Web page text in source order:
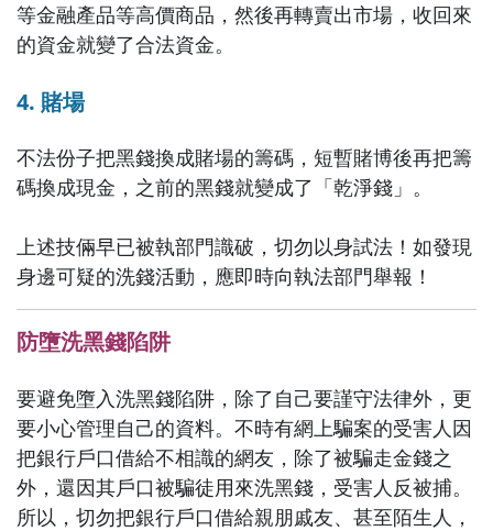
等金融產品等高價商品，然後再轉賣出市場，收回來
的資金就變了合法資金。
4. 賭場
不法份子把黑錢換成賭場的籌碼，短暫賭博後再把籌
碼換成現金，之前的黑錢就變成了「乾淨錢」。
上述技倆早已被執部門識破，切勿以身試法！如發現
身邊可疑的洗錢活動，應即時向執法部門舉報！
防墮洗黑錢陷阱
要避免墮入洗黑錢陷阱，除了自己要謹守法律外，更
要小心管理自己的資料。不時有網上騙案的受害人因
把銀行戶口借給不相識的網友，除了被騙走金錢之
外，還因其戶口被騙徒用來洗黑錢，受害人反被捕。
所以，切勿把銀行戶口借給親朋戚友、甚至陌生人，